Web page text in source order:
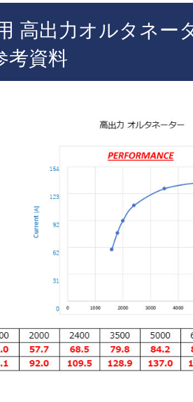
高出力オルタネー
考資料